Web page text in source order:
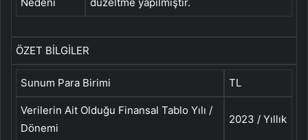
Nedeni
düzeltme yapılmıştır.
ÖZET BİLGİLER
Sunum Para Birimi TL
Verilerin Ait Olduğu Finansal Tablo Yılı /
Dönemi
2023 / Yıllık